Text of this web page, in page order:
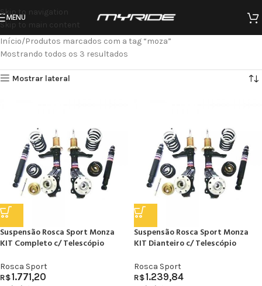
Skip to navigation
Skip to main content
MENU
Início Produtos marcados com a tag “moza”
Mostrando todos os 3 resultados
Mostrar lateral
Suspensão Rosca Sport Monza
KIT Completo c/ Telescópio
Rosca Sport
R$1.771,20
Suspensão Rosca Sport Monza
KIT Dianteiro c/ Telescópio
Rosca Sport
R$1.239,84